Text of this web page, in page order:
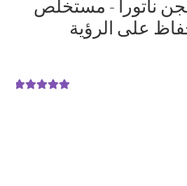
ناتورا - مستخلص
على الرؤية